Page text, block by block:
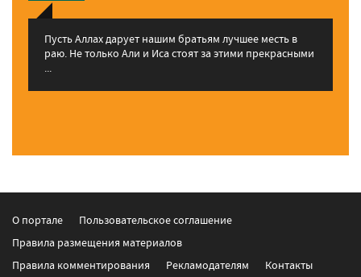
Пусть Аллах дарует нашим братьям лучшее месть в
раю. Не только Али и Иса стоят за этими прекрасными
...
О портале
Пользовательское соглашение
Правила размещения материалов
Правила комментирования
Рекламодателям Контакты